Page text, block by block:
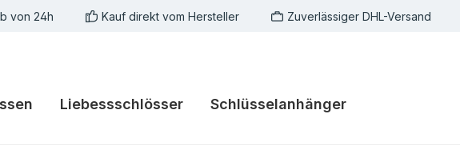
von 24h Kauf direkt vom Hersteller Zuverlässiger DHL-Versand
Liebessschlösser Schlüsselanhänger